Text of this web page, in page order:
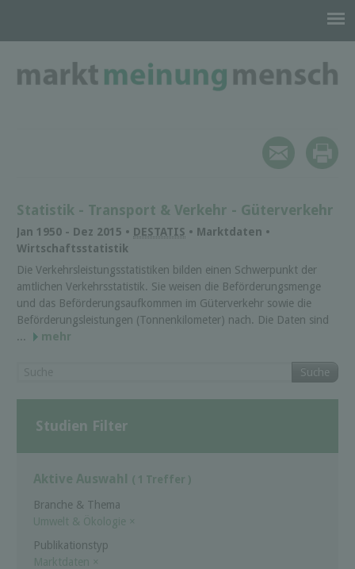
Statistik - Transport & Verkehr - Güterverkehr
Jan 1950 - Dez 2015 • DESTATIS • Marktdaten •
Wirtschaftsstatistik
Die Verkehrs­leistungs­statistiken bilden einen Schwer­punkt der
amtlichen Verkehrs­statistik. Sie weisen die Beförderungs­menge
und das Beförderungs­aufkommen im Güterverkehr sowie die
Beförderungs­leistungen (Tonnen­kilometer) nach. Die Daten sind
...
mehr
Suche
Studien Filter
Aktive Auswahl ( 1 Treffer )
Branche & Thema
Umwelt & Ökologie ×
Publikationstyp
Marktdaten ×